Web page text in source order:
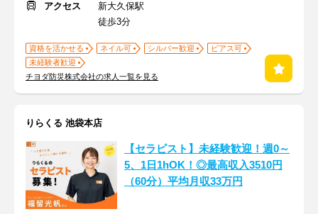
アクセス
新大久保駅
徒歩3分
資格を活かせる ネイル可 シルバー歓迎
ピアス可
未経験者歓迎
チヨダ防災株式会社の求人一覧を見る
りらくる 池袋本店
【セラピスト】未経験歓迎！週0～
5、1日1hOK！◎最高収入3510円
（60分）平均月収33万円